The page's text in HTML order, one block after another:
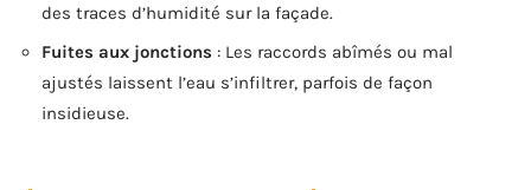
des traces d’humidité sur la façade.
Fuites aux jonctions : Les raccords abîmés ou mal
ajustés laissent l’eau s’infiltrer, parfois de façon
insidieuse.